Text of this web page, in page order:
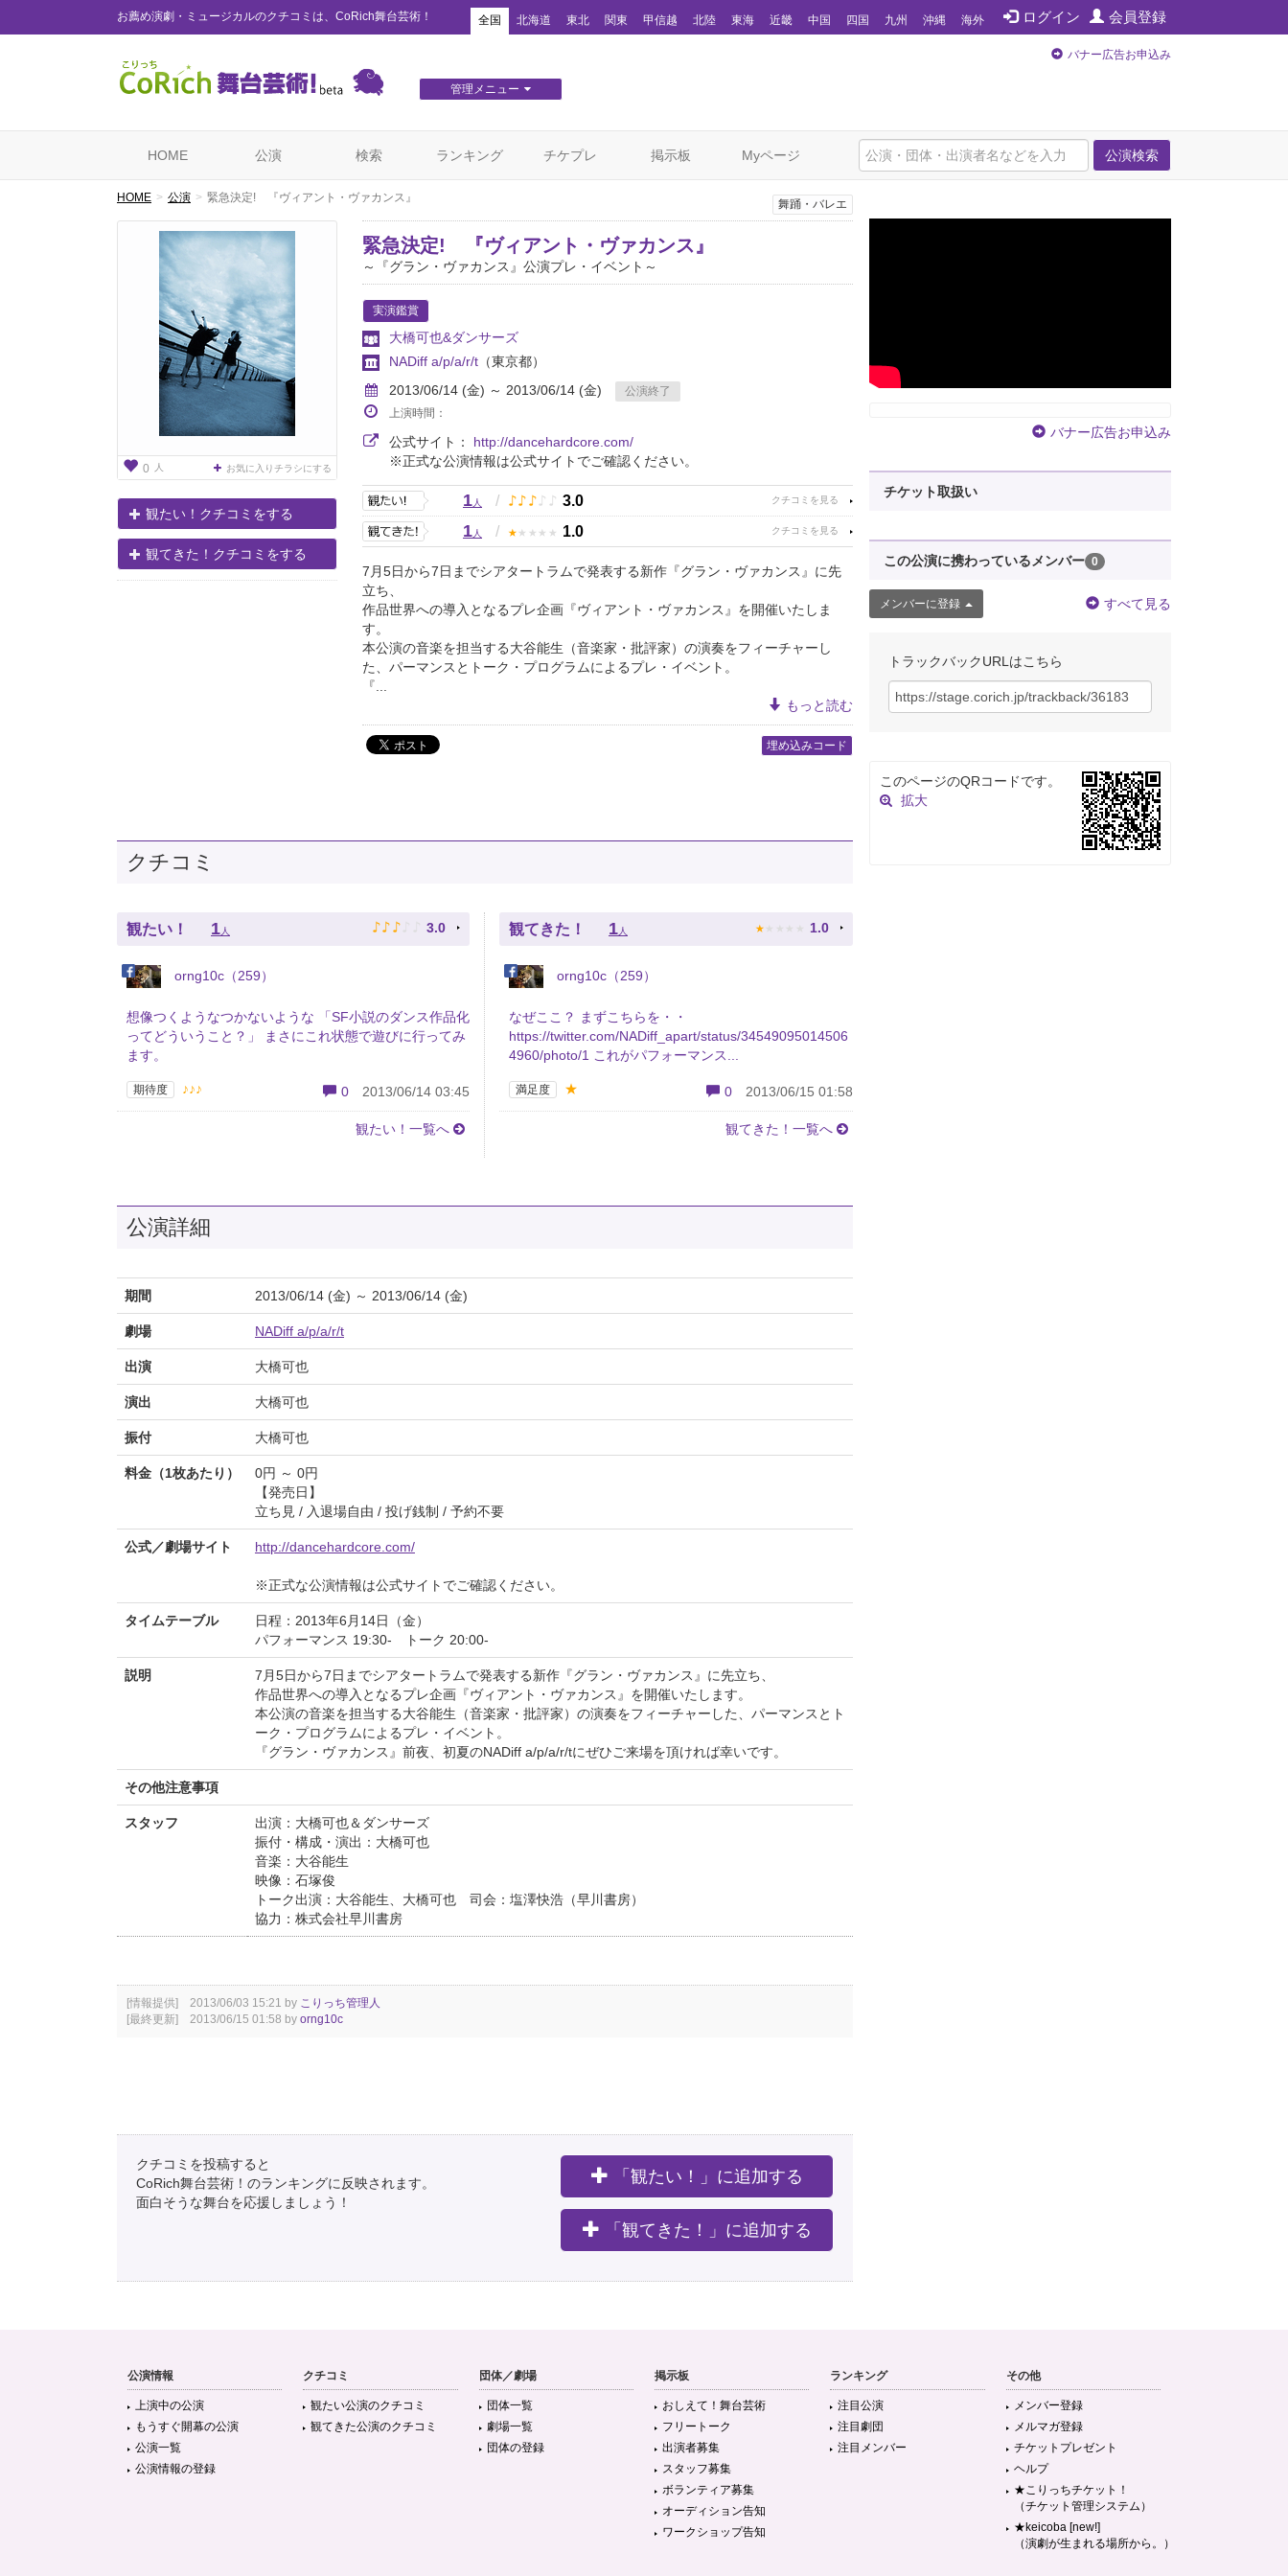
お薦め演劇・ミュージカルのクチコミは、CoRich舞台芸術！ ログイン 会員登録
全国 北海道 東北 関東 甲信越 北陸 東海 近畿 中国 四国 九州 沖縄 海外
管理メニュー
バナー広告お申込み
公演検索
HOME 公演 検索 ランキング チケプレ 掲示板 Myページ
HOME 公演 緊急決定! 『ヴィアント・ヴァカンス』
0 人 お気に入りチラシにする
観たい！クチコミをする
観てきた！クチコミをする
舞踊・バレエ
緊急決定! 『ヴィアント・ヴァカンス』
～『グラン・ヴァカンス』公演プレ・イベント～
実演鑑賞
大橋可也&ダンサーズ
NADiff a/p/a/r/t （東京都）
2013/06/14 (金) ～ 2013/06/14 (金)
公演終了
上演時間：
公式サイト： http://dancehardcore.com/
※正式な公演情報は公式サイトでご確認ください。
1人 / ♪ ♪ ♪ ♪ ♪ 3.0
1人 / ★ ★ ★ ★ ★ 1.0
7月5日から7日までシアタートラムで発表する新作『グラン・ヴァカンス』に先
立ち、
作品世界への導入となるプレ企画『ヴィアント・ヴァカンス』を開催いたしま
す。
本公演の音楽を担当する大谷能生（音楽家・批評家）の演奏をフィーチャーし
た、パーマンスとトーク・プログラムによるプレ・イベント。
『...
もっと読む
埋め込みコード
クチコミ
観たい！ 1 人 ♪ ♪ ♪ ♪ ♪ 3.0
orng10c（259）
想像つくようなつかないような 「SF小説のダンス作品化
ってどういうこと？」 まさにこれ状態で遊びに行ってみ
ます。
期待度 ♪♪♪ 0 2013/06/14 03:45
観たい！一覧へ
観てきた！ 1 人 ★ ★ ★ ★ ★ 1.0
orng10c（259）
なぜここ？ まずこちらを・・
https://twitter.com/NADiff_apart/status/34549095014506
4960/photo/1 これがパフォーマンス...
満足度 ★ 0 2013/06/15 01:58
観てきた！一覧へ
公演詳細
期間 2013/06/14 (金) ～ 2013/06/14 (金)
劇場 NADiff a/p/a/r/t
出演 大橋可也
演出 大橋可也
振付 大橋可也
料金（1枚あたり）
0円 ～ 0円
【発売日】
立ち見 / 入退場自由 / 投げ銭制 / 予約不要
公式／劇場サイト http://dancehardcore.com/
※正式な公演情報は公式サイトでご確認ください。
タイムテーブル
日程：2013年6月14日（金）
パフォーマンス 19:30- トーク 20:00-
説明
7月5日から7日までシアタートラムで発表する新作『グラン・ヴァカンス』に先立ち、
作品世界への導入となるプレ企画『ヴィアント・ヴァカンス』を開催いたします。
本公演の音楽を担当する大谷能生（音楽家・批評家）の演奏をフィーチャーした、パーマンスとト
ーク・プログラムによるプレ・イベント。
『グラン・ヴァカンス』前夜、初夏のNADiff a/p/a/r/tにぜひご来場を頂ければ幸いです。
その他注意事項
スタッフ
出演：大橋可也＆ダンサーズ
振付・構成・演出：大橋可也
音楽：大谷能生
映像：石塚俊
トーク出演：大谷能生、大橋可也 司会：塩澤快浩（早川書房）
協力：株式会社早川書房
[情報提供] 2013/06/03 15:21 by こりっち管理人
[最終更新] 2013/06/15 01:58 by orng10c
クチコミを投稿すると
CoRich舞台芸術！のランキングに反映されます。
面白そうな舞台を応援しましょう！
「観たい！」に追加する
「観てきた！」に追加する
バナー広告お申込み
チケット取扱い
この公演に携わっているメンバー 0
メンバーに登録 すべて見る
トラックバックURLはこちら
このページのQRコードです。
拡大
公演情報
上演中の公演
もうすぐ開幕の公演
公演一覧
公演情報の登録
クチコミ
観たい公演のクチコミ
観てきた公演のクチコミ
団体／劇場
団体一覧
劇場一覧
団体の登録
掲示板
おしえて！舞台芸術
フリートーク
出演者募集
スタッフ募集
ボランティア募集
オーディション告知
ワークショップ告知
ランキング
注目公演
注目劇団
注目メンバー
その他
メンバー登録
メルマガ登録
チケットプレゼント
ヘルプ
★こりっちチケット！
（チケット管理システム）
★keicoba [new!]
（演劇が生まれる場所から。）